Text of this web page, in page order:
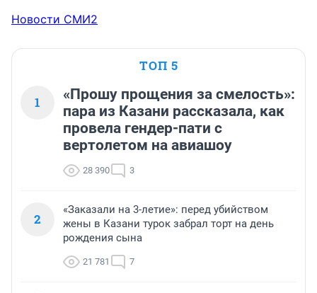
Новости СМИ2
ТОП 5
1
«Прошу прощения за смелость»:
пара из Казани рассказала, как
провела гендер-пати с
вертолетом на авиашоу
28 390 3
2
«Заказали на 3-летие»: перед убийством
жены в Казани турок забрал торт на день
рождения сына
21 781 7